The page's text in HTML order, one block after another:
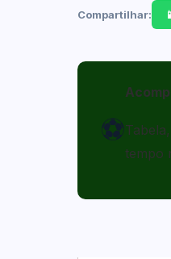
Compartilhar:
⚽
tempo